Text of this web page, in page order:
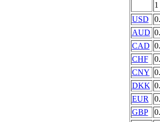
1
USD
AUD
CAD
CHF
CNY
DKK
EUR
GBP